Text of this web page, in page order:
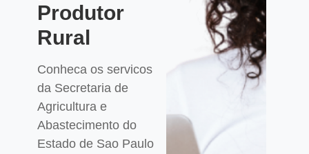
Produtor
Rural
Conheca os servicos
da Secretaria de
Agricultura e
Abastecimento do
Estado de Sao Paulo